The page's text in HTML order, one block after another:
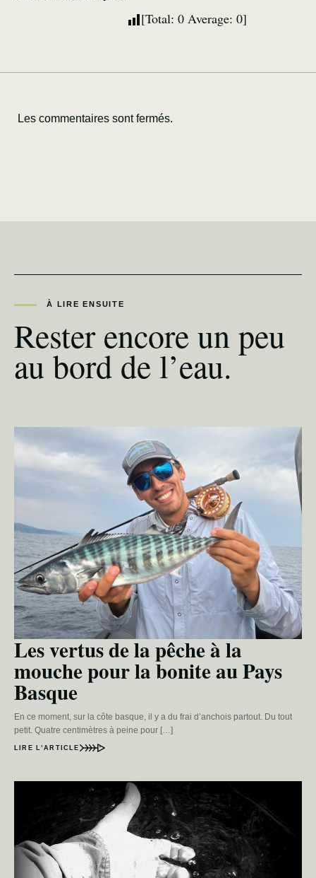
[Total: 0 Average: 0]
Les commentaires sont fermés.
À LIRE ENSUITE
Rester encore un peu
au bord de l’eau.
Les vertus de la pêche à la
mouche pour la bonite au Pays
Basque
En ce moment, sur la côte basque, il y a du frai d’anchois partout. Du tout
petit. Quatre centimètres à peine pour […]
LIRE L’ARTICLE